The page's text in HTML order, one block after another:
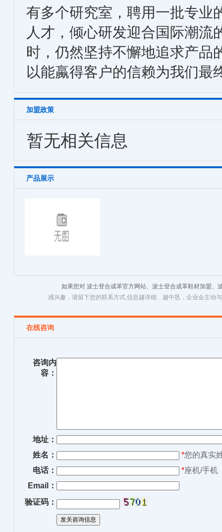
有多个研究室，聘用一批专业
人才，倾心研发迎合国际潮
时，仍然坚持不懈地追求产品
以能蠃得客户的信赖为我们最
加盟政策
暂无相关信息
产品展示
如果您对 波士登合成革官方网站、波士登合成革鞋材加盟
感兴趣，请留下您的联系方式,信息越详细、越中恳，企业会主动
在线咨询
咨询内
容：
地址：
姓名：
*您的真实
电话：
*座机/手机
Email：
验证码：